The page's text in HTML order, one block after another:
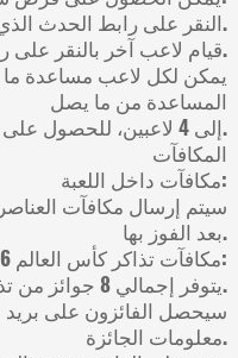
• النقر على رابط الحدث الذي شاركه لاعب آخر.
• قيام لاعب آخر بالنقر على رابط الحدث الذي شاركته.
المساعدة من ما يصل
إلى 4 لاعبين، للحصول على حد أقصى إجمالي 9 فرص سحب.
المكافآت
مكافآت داخل اللعبة:
سيتم إرسال مكافآت
بعد الفوز بها.
مكافآت تذاكر كأس العالم 2026:
يتوفر إجمالي 8 جوائز من تذاكر كأس العالم خلال الحدث.
سيحصل الفائزون على بريد
معلومات الجائزة.